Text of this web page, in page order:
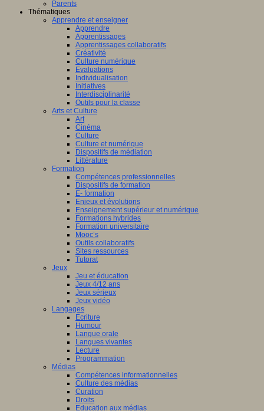
Parents
Thématiques
Apprendre et enseigner
Apprendre
Apprentissages
Apprentissages collaboratifs
Créativité
Culture numérique
Evaluations
Individualisation
Initiatives
Interdisciplinarité
Outils pour la classe
Arts et Culture
Art
Cinéma
Culture
Culture et numérique
Dispositifs de médiation
Littérature
Formation
Compétences professionnelles
Dispositifs de formation
E- formation
Enjeux et évolutions
Enseignement supérieur et numérique
Formations hybrides
Formation universitaire
Mooc’s
Outils collaboratifs
Sites ressources
Tutorat
Jeux
Jeu et éducation
Jeux 4/12 ans
Jeux sérieux
Jeux vidéo
Langages
Ecriture
Humour
Langue orale
Langues vivantes
Lecture
Programmation
Médias
Compétences informationnelles
Culture des médias
Curation
Droits
Education aux médias